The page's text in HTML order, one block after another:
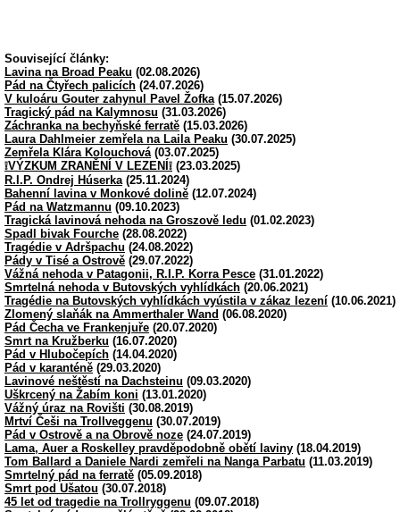
Související články:
Lavina na Broad Peaku (02.08.2026)
Pád na Čtyřech palicích (24.07.2026)
V kuloáru Gouter zahynul Pavel Žofka(15.07.2026)
Tragický pád na Kalymnosu (31.03.2026)
Záchranka na bechyňské ferratě (15.03.2026)
Laura Dahlmeier zemřela na Laila Peaku (30.07.2025)
Zemřela Klára Kolouchová(03.07.2025)
❕VÝZKUM ZRANĚNÍ V LEZENÍ❕ (23.03.2025)
R.I.P. Ondrej Húserka(25.11.2024)
Bahenní lavina v Monkové dolině (12.07.2024)
Pád na Watzmannu (09.10.2023)
Tragická lavinová nehoda na Groszově ledu (01.02.2023)
Spadl bivak Fourche (28.08.2022)
Tragédie v Adršpachu (24.08.2022)
Pády v Tisé a Ostrově (29.07.2022)
Vážná nehoda v Patagonii, R.I.P. Korra Pesce (31.01.2022)
Smrtelná nehoda v Butovských vyhlídkách (20.06.2021)
Tragédie na Butovských vyhlídkách vyústila v zákaz lezení (10.06.2021)
Zlomený slaňák na Ammerthaler Wand (06.08.2020)
Pád Čecha ve Frankenjuře (20.07.2020)
Smrt na Kružberku (16.07.2020)
Pád v Hlubočepích (14.04.2020)
Pád v karanténě (29.03.2020)
Lavinové neštěstí na Dachsteinu (09.03.2020)
Uškrcený na Žabím koni (13.01.2020)
Vážný úraz na Rovišti (30.08.2019)
Mrtví Češi na Trollveggenu (30.07.2019)
Pád v Ostrově a na Obrově noze (24.07.2019)
Lama, Auer a Roskelley pravděpodobně obětí laviny (18.04.2019)
Tom Ballard a Daniele Nardi zemřeli na Nanga Parbatu (11.03.2019)
Smrtelný pád na ferratě (05.09.2018)
Smrt pod Ušatou (30.07.2018)
45 let od tragedie na Trollryggenu (09.07.2018)